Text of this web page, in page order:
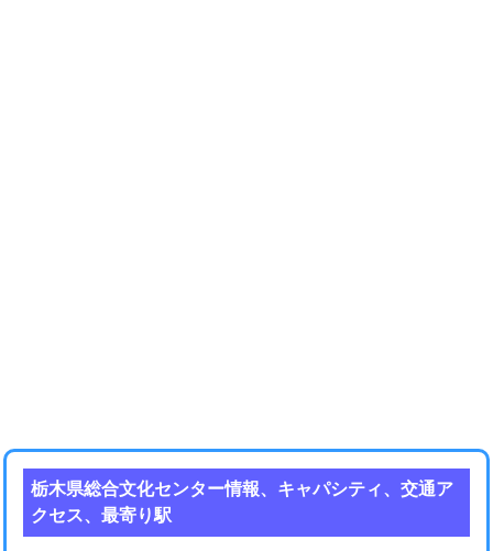
栃木県総合文化センター情報、キャパシティ、交通ア
クセス、最寄り駅